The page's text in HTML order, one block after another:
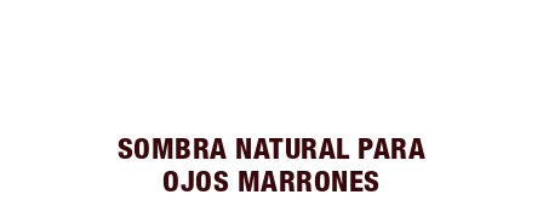
SOMBRA NATURAL PARA
OJOS MARRONES